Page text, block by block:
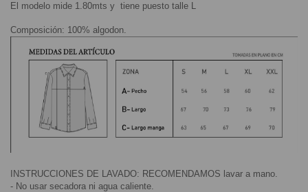
El modelo mide 1.80mts y  tiene puesto talle L
Composición: 100% algodon.
INSTRUCCIONES DE LAVADO: RECOMENDAMOS lavar a mano.
- No usar secadora ni agua caliente.